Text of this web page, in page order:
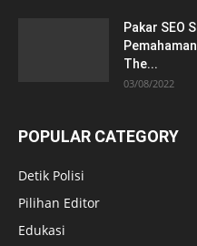
Pakar SEO
The...
03/08/2022
POPULAR CATEGORY
Detik Polisi
Pilihan Editor
Edukasi